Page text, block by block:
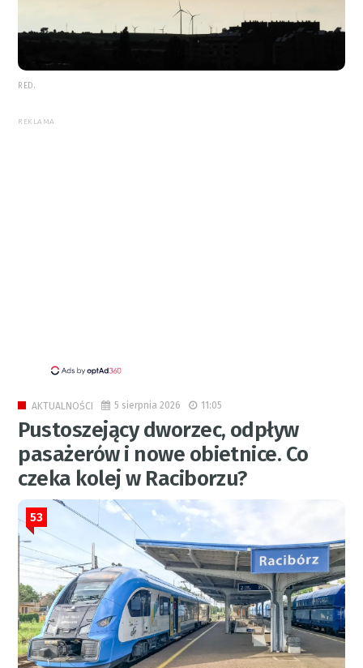
RED.
REKLAMA
AKTUALNOŚCI 5 sierpnia 2026 11:05
Pustoszejący dworzec, odpływ
pasażerów i nowe obietnice. Co
czeka kolej w Raciborzu?
53